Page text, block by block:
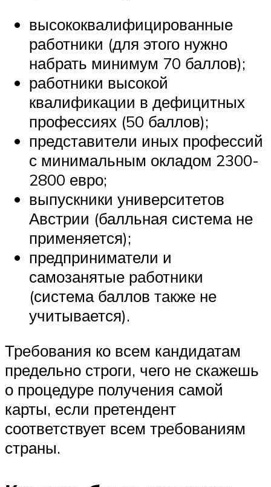
высококвалифицированные
работники (для этого нужно
набрать минимум 70 баллов);
работники высокой
квалификации в дефицитных
профессиях (50 баллов);
представители иных профессий
с минимальным окладом 2300-
2800 евро;
выпускники университетов
Австрии (балльная система не
применяется);
предприниматели и
самозанятые работники
(система баллов также не
учитывается).
Требования ко всем кандидатам
предельно строги, чего не скажешь
о процедуре получения самой
карты, если претендент
соответствует всем требованиям
страны.